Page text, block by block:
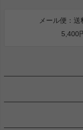
メール便：
5,400